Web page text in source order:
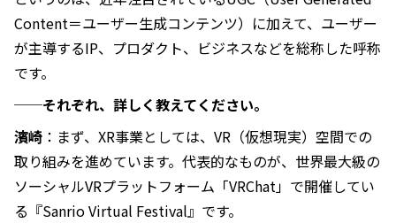
Content＝ユーザー生成コンテンツ）に加えて、ユーザー
が主導するIP、プロダクト、ビジネスなどを総称した呼称
です。
──それぞれ、詳しく教えてください。
濱崎 ：まず、XR事業としては、VR（仮想現実）空間での
取り組みを進めています。代表的なものが、世界最大級の
ソーシャルVRプラットフォーム「VRChat」で開催してい
る『Sanrio Virtual Festival』です。